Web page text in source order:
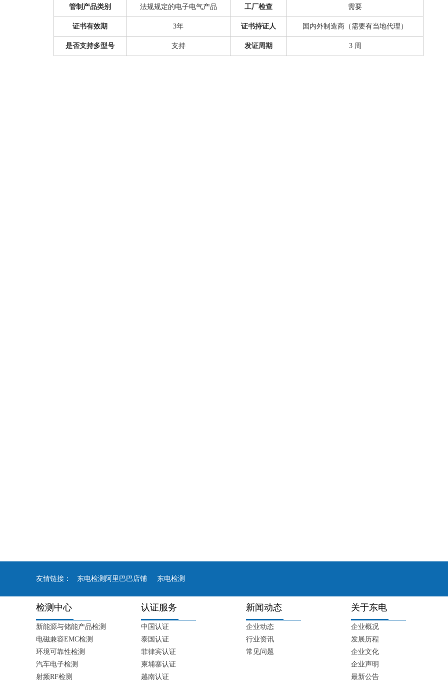
管制产品类别 法规规定的电子电气产品 工厂检查 需要
证书有效期 3年 证书持证人 国内外制造商（需要有当地代理）
是否支持多型号 支持 发证周期 3 周
友情链接： 东电检测阿里巴巴店铺 东电检测
检测中心 认证服务 新闻动态 关于东电
新能源与储能产品检测
电磁兼容EMC检测
环境可靠性检测
汽车电子检测
射频RF检测
中国认证
泰国认证
菲律宾认证
柬埔寨认证
越南认证
企业动态
行业资讯
常见问题
企业概况
发展历程
企业文化
企业声明
最新公告